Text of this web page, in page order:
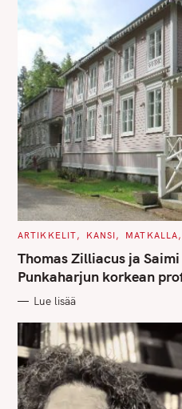
C
T
E
G
O
I
S
ARTIKKELIT KANSI MATKALLA
Thomas Zilliacus ja
Punkaharjun korkean
Lue lisää